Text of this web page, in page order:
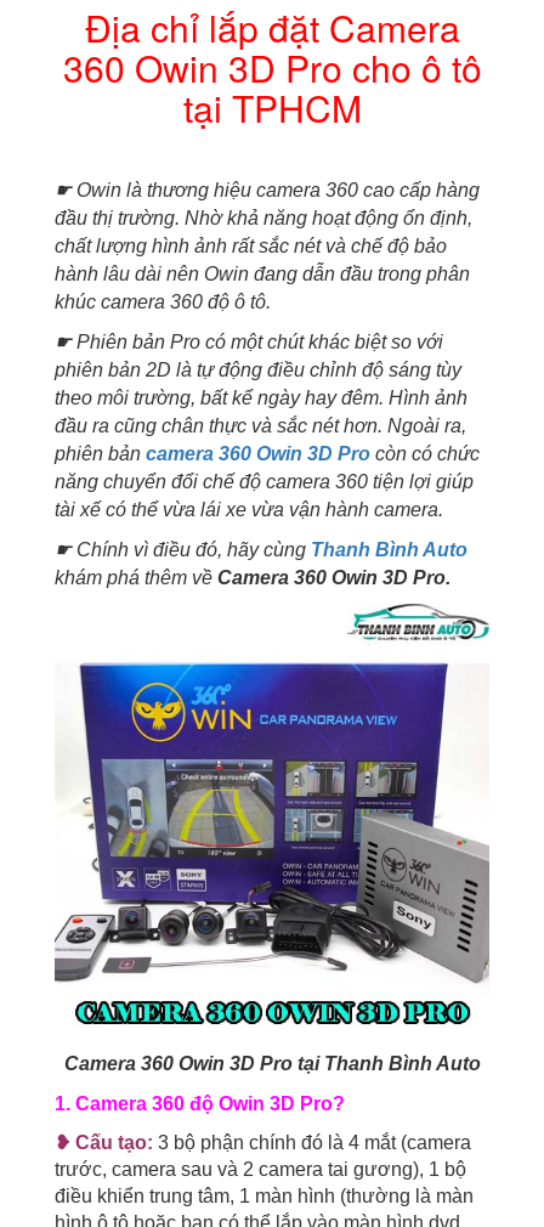
TPHCM
Địa chỉ lắp đặt Camera
360 Owin 3D Pro cho ô tô
tại TPHCM
☛ Owin là thương hiệu camera 360 cao cấp hàng
đầu thị trường. Nhờ khả năng hoạt động ổn định,
chất lượng hình ảnh rất sắc nét và chế độ bảo
hành lâu dài nên Owin đang dẫn đầu trong phân
khúc camera 360 độ ô tô.
☛ Phiên bản Pro có một chút khác biệt so với
phiên bản 2D là tự động điều chỉnh độ sáng tùy
theo môi trường, bất kể ngày hay đêm. Hình ảnh
đầu ra cũng chân thực và sắc nét hơn. Ngoài ra,
phiên bản camera 360 Owin 3D Pro còn có chức
năng chuyển đổi chế độ camera 360 tiện lợi giúp
tài xế có thể vừa lái xe vừa vận hành camera.
☛ Chính vì điều đó, hãy cùng Thanh Bình Auto
khám phá thêm về Camera 360 Owin 3D Pro.
Camera 360 Owin 3D Pro tại Thanh Bình Auto
1. Camera 360 độ Owin 3D Pro?
❥ Cấu tạo: 3 bộ phận chính đó là 4 mắt (camera
trước, camera sau và 2 camera tai gương), 1 bộ
điều khiển trung tâm, 1 màn hình (thường là màn